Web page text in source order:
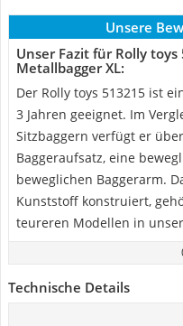
Unsere
Unser Fazit für Rolly toys
Metallbagger XL:
Der Rolly toys 513215 ist
3 Jahren geeignet. Im
Sitzbaggern verfügt er
Baggeraufsatz, eine
beweglichen Baggerarm.
Kunststoff konstruiert,
teureren Modellen in
Technische Details